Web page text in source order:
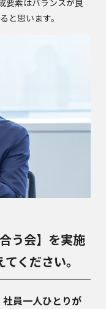
と思います。
う会】を実施
ください。
員一人ひとりが